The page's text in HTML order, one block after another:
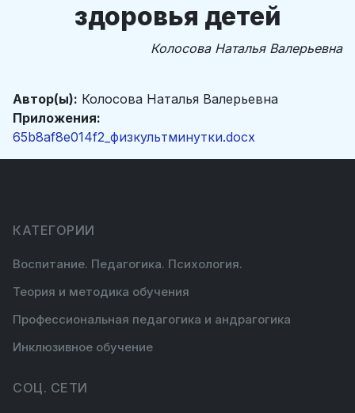
здоровья детей
Колосова Наталья Валерьевна
Автор(ы): Колосова Наталья Валерьевна
Приложения:
65b8af8e014f2_физкультминутки.docx
КАТЕГОРИИ
Воспитание. Педагогика. Психология.
Теория и методика обучения
Профессиональная педагогика и андрагогика
Инклюзивное обучение
СОЦ. СЕТИ